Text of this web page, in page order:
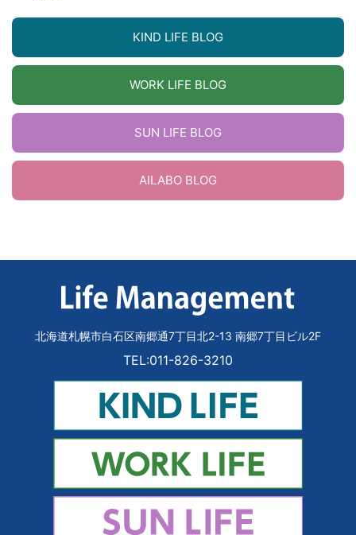
KIND LIFE BLOG
WORK LIFE BLOG
SUN LIFE BLOG
AILABO BLOG
北海道札幌市白石区南郷通7丁目北2-13 南郷7丁目ビル2F
TEL:011-826-3210